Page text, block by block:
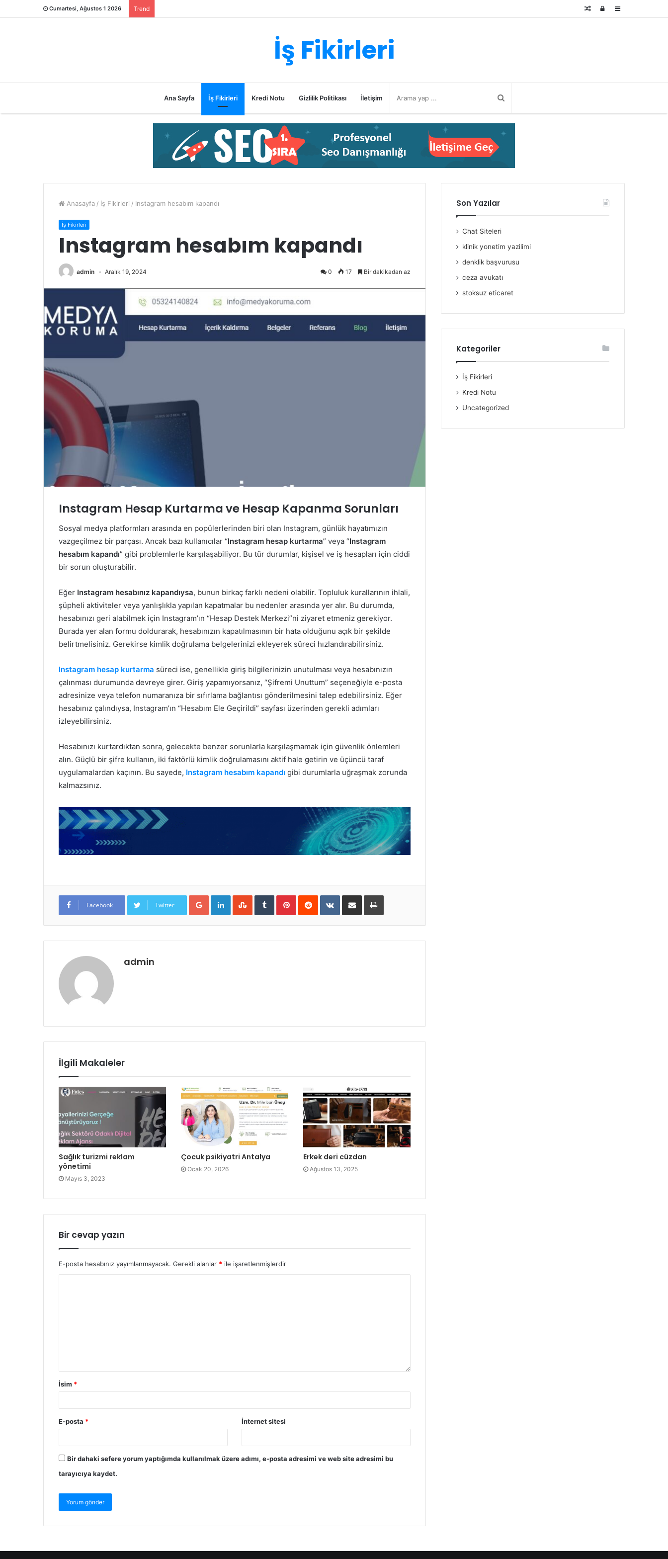
Cumartesi, Ağustos 1 2026 Trend Kenar
Kayıt
Rastgele
İş Fikirleri
Ana Sayfa İş Fikirleri Kredi Notu Gizlilik Politikası İletişim
Anasayfa / İş Fikirleri / Instagram hesabım kapandı
İş Fikirleri
Instagram hesabım kapandı
admin Aralık 19, 2024 0 17 Bir dakikadan az
Instagram Hesap Kurtarma ve Hesap Kapanma Sorunları
Sosyal medya platformları arasında en popülerlerinden biri olan Instagram, günlük hayatımızın
vazgeçilmez bir parçası. Ancak bazı kullanıcılar “Instagram hesap kurtarma” veya “Instagram
hesabım kapandı” gibi problemlerle karşılaşabiliyor. Bu tür durumlar, kişisel ve iş hesapları için ciddi
bir sorun oluşturabilir.
Eğer Instagram hesabınız kapandıysa, bunun birkaç farklı nedeni olabilir. Topluluk kurallarının ihlali,
şüpheli aktiviteler veya yanlışlıkla yapılan kapatmalar bu nedenler arasında yer alır. Bu durumda,
hesabınızı geri alabilmek için Instagram’ın “Hesap Destek Merkezi”ni ziyaret etmeniz gerekiyor.
Burada yer alan formu doldurarak, hesabınızın kapatılmasının bir hata olduğunu açık bir şekilde
belirtmelisiniz. Gerekirse kimlik doğrulama belgelerinizi ekleyerek süreci hızlandırabilirsiniz.
Instagram hesap kurtarma süreci ise, genellikle giriş bilgilerinizin unutulması veya hesabınızın
çalınması durumunda devreye girer. Giriş yapamıyorsanız, “Şifremi Unuttum” seçeneğiyle e-posta
adresinize veya telefon numaranıza bir sıfırlama bağlantısı gönderilmesini talep edebilirsiniz. Eğer
hesabınız çalındıysa, Instagram’ın “Hesabım Ele Geçirildi” sayfası üzerinden gerekli adımları
izleyebilirsiniz.
Hesabınızı kurtardıktan sonra, gelecekte benzer sorunlarla karşılaşmamak için güvenlik önlemleri
alın. Güçlü bir şifre kullanın, iki faktörlü kimlik doğrulamasını aktif hale getirin ve üçüncü taraf
uygulamalardan kaçının. Bu sayede, Instagram hesabım kapandı gibi durumlarla uğraşmak zorunda
kalmazsınız.
Facebook Twitter
Google+ LinkedIn StumbleUpon Tumblr Pinterest Reddit VKontakte E-Posta ile paylaş
admin
İlgili Makaleler
Sağlık turizmi reklam
yönetimi
Mayıs 3, 2023
Çocuk psikiyatri Antalya
Ocak 20, 2026
Erkek deri cüzdan
Ağustos 13, 2025
Bir cevap yazın
E-posta hesabınız yayımlanmayacak. Gerekli alanlar * ile işaretlenmişlerdir
İsim *
E-posta * İnternet sitesi
Bir dahaki sefere yorum yaptığımda kullanılmak üzere adımı, e-posta adresimi ve web site adresimi bu
tarayıcıya kaydet.
Son Yazılar
Chat Siteleri
klinik yonetim yazilimi
denklik başvurusu
ceza avukatı
stoksuz eticaret
Kategoriler
İş Fikirleri
Kredi Notu
Uncategorized